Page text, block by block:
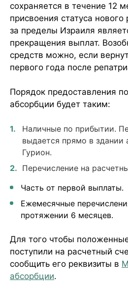
сохраняется в течение 12
присвоения статуса
за пределы Израиля
прекращения выплат.
средств можно, если
первого года после
Порядок предоставления
абсорбции будет таким:
Наличные по прибытии.
выдается прямо в здании
Гурион.
Перечисление на
Часть от первой выплаты.
Ежемесячные
протяжении 6 месяцев.
Для того чтобы
поступили на расчетный
сообщить его реквизиты в
абсорбции.